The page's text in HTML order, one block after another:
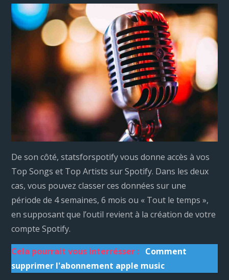
De son côté, statsforspotify vous donne accès à vos
Top Songs et Top Artists sur Spotify. Dans les deux
cas, vous pouvez classer ces données sur une
période de 4 semaines, 6 mois ou « Tout le temps »,
en supposant que l’outil revient à la création de votre
compte Spotify.
Cela pourrait vous interrésser : Comment
supprimer l'abonnement apple music